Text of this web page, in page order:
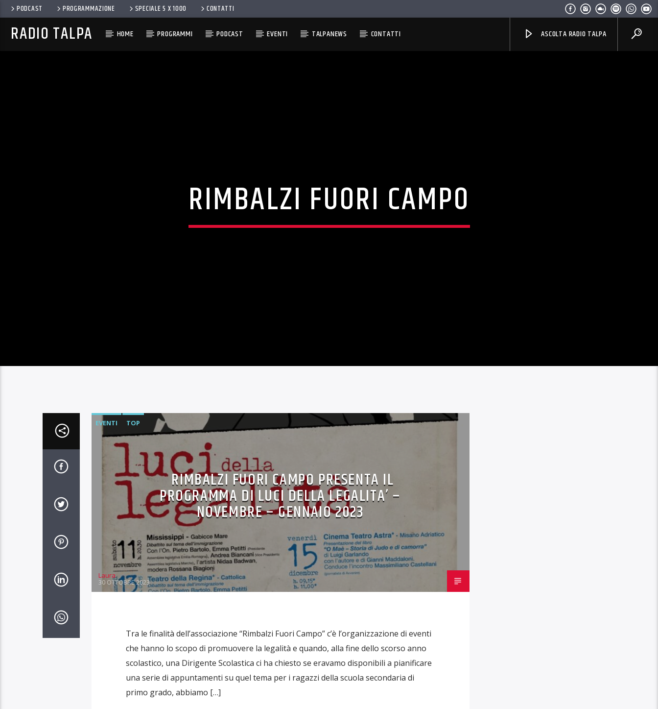
PODCAST PROGRAMMAZIONE SPECIALE 5 X 1000 CONTATTI
RADIO TALPA HOME PROGRAMMI PODCAST EVENTI TALPANEWS CONTATTI ASCOLTA RADIO TALPA
RIMBALZI FUORI CAMPO
EVENTI TOP
RIMBALZI FUORI CAMPO PRESENTA IL
PROGRAMMA DI LUCI DELLA LEGALITA’ –
NOVEMBRE – GENNAIO 2023
Laura
30 OTTOBRE 2023
Tra le finalità dell’associazione “Rimbalzi Fuori Campo” c’è l’organizzazione di eventi
che hanno lo scopo di promuovere la legalità e quando, alla fine dello scorso anno
scolastico, una Dirigente Scolastica ci ha chiesto se eravamo disponibili a pianificare
una serie di appuntamenti su quel tema per i ragazzi della scuola secondaria di
primo grado, abbiamo […]